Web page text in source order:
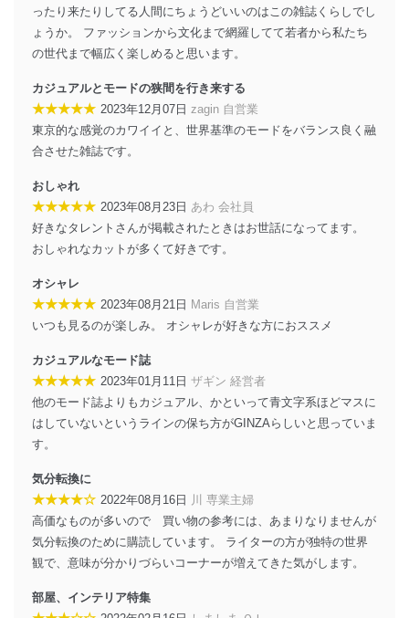
アクセス者の識別と認証
機器に標準装備されているユーザー制御機能（ユ
ーザーアカウント制御）により、個人情報データ
者を識別・認証しています。
外部からの不正アクセス等の防止
個人データを取り扱う機器等のオペレーティング
システムを最新の状態に保持しています。
により、これを最新状態としています。
情報システムの使用に伴う漏洩等の防止
設定しています。
個人情報保護マネジメントシステムの継続的改善
当社は、内部監査及びマネジメントレビューの機会を通
じて、個人情報保護マネジメントシステムを継続的に改
善し、常に最良の状態を維持します。
苦情及び相談受付け窓口
ステムに関するご相談及び苦情については以下までご連
絡ください。
適切、かつ迅速に対応させていただきます。
株式会社富士山マガジンサービス 個人情報問い合わせ
係
FAX：03-5459-7073
ったり来たりしてる人間にちょうどいいのはこの雑誌くらしでし
ょうか。 ファッションから文化まで網羅してて若者から私たち
の世代まで幅広く楽しめると思います。
カジュアルとモードの狭間を行き来する
★★★★★ 2023年12月07日 zagin 自営業
東京的な感覚のカワイイと、世界基準のモードをバランス良く融
合させた雑誌です。
おしゃれ
★★★★★ 2023年08月23日 あわ 会社員
好きなタレントさんが掲載されたときはお世話になってます。
おしゃれなカットが多くて好きです。
オシャレ
★★★★★ 2023年08月21日 Maris 自営業
いつも見るのが楽しみ。 オシャレが好きな方におススメ
カジュアルなモード誌
★★★★★ 2023年01月11日 ザギン 経営者
他のモード誌よりもカジュアル、かといって青文字系ほどマスに
はしていないというラインの保ち方がGINZAらしいと思っていま
す。
気分転換に
★★★★☆ 2022年08月16日 川 専業主婦
高価なものが多いので 買い物の参考には、あまりなりませんが
気分転換のために購読しています。 ライターの方が独特の世界
観で、意味が分かりづらいコーナーが増えてきた気がします。
部屋、インテリア特集